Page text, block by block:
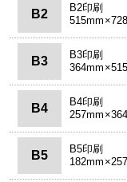
B2
B2印刷
B3
B3印刷
B4
B4印刷
B5
B5印刷